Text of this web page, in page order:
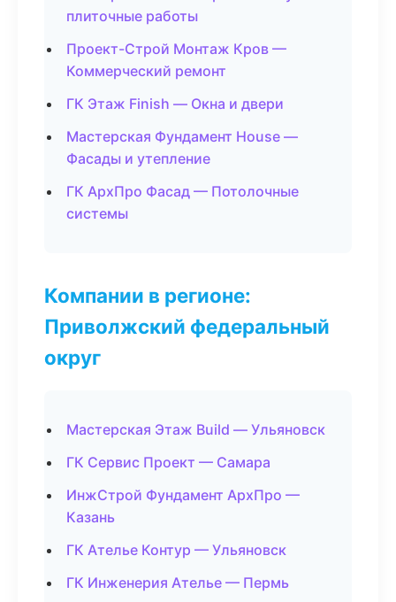
плиточные работы
Проект-Строй Монтаж Кров —
Коммерческий ремонт
ГК Этаж Finish — Окна и двери
Мастерская Фундамент House —
Фасады и утепление
ГК АрхПро Фасад — Потолочные
системы
Компании в регионе:
Приволжский федеральный
округ
Мастерская Этаж Build — Ульяновск
ГК Сервис Проект — Самара
ИнжСтрой Фундамент АрхПро —
Казань
ГК Ателье Контур — Ульяновск
ГК Инженерия Ателье — Пермь